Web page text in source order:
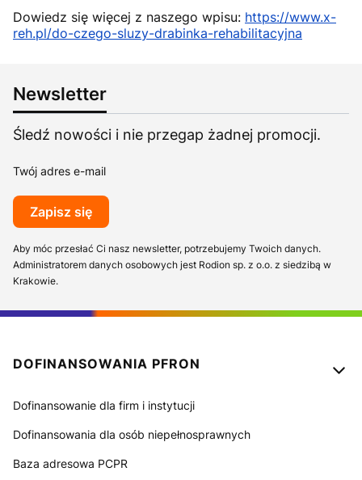
Dowiedz się więcej z naszego wpisu: https://www.x-
reh.pl/do-czego-sluzy-drabinka-rehabilitacyjna
Newsletter
Śledź nowości i nie przegap żadnej promocji.
Twój adres e-mail
Zapisz się
Aby móc przesłać Ci nasz newsletter, potrzebujemy Twoich danych.
Administratorem danych osobowych jest Rodion sp. z o.o. z siedzibą w
Krakowie.
Linki w stopce
DOFINANSOWANIA PFRON
Dofinansowanie dla firm i instytucji
Dofinansowania dla osób niepełnosprawnych
Baza adresowa PCPR